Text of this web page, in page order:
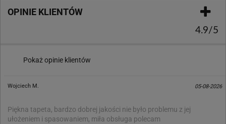
OPINIE KLIENTÓW
4.9/5
Pokaż opinie klientów
Wojciech M. 05-08-2026
Piękna tapeta, bardzo dobrej jakości nie było problemu z jej
ułożeniem i spasowaniem, miła obsługa polecam